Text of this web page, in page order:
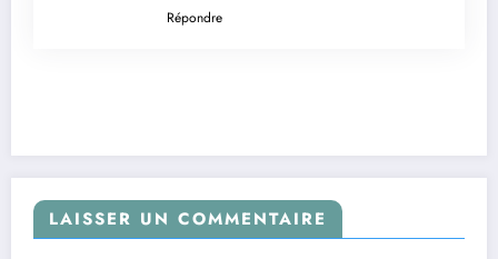
Répondre
LAISSER UN COMMENTAIRE